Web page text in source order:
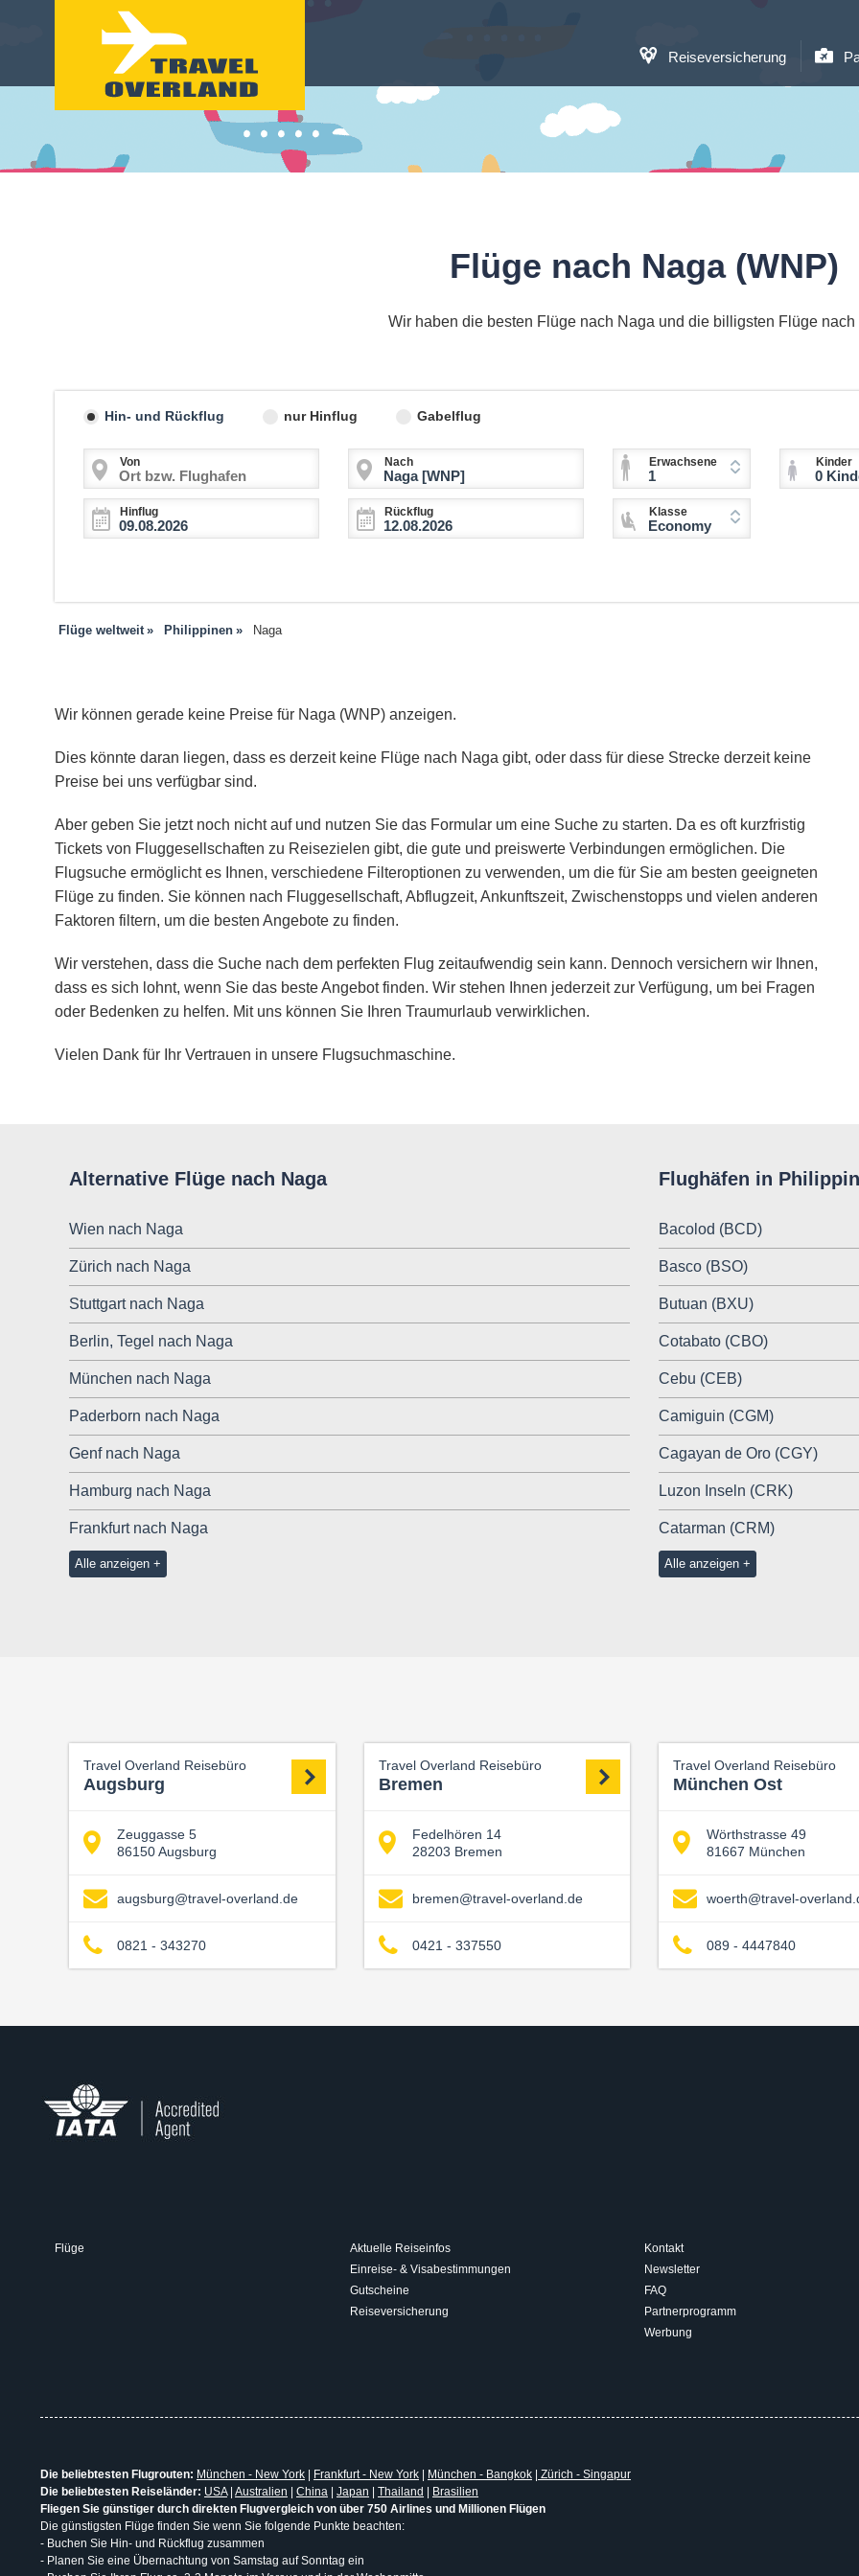
Reiseversicherung
Flüge nach Naga (WNP)
Wir haben die besten Flüge nach Naga und die billigsten Flüge nach
Hin- und Rückflug nur Hinflug Gabelflug
Von Nach
Hinflug Rückflug
Erwachsene
1
Kinder
0 Kinder (2-11
Klasse
Economy
Flüge weltweit Philippinen Naga
Wir können gerade keine Preise für Naga (WNP) anzeigen.
Dies könnte daran liegen, dass es derzeit keine Flüge nach Naga gibt, oder dass für diese Strecke derzeit keine
Preise bei uns verfügbar sind.
Aber geben Sie jetzt noch nicht auf und nutzen Sie das Formular um eine Suche zu starten. Da es oft kurzfristig
Tickets von Fluggesellschaften zu Reisezielen gibt, die gute und preiswerte Verbindungen ermöglichen. Die
Flugsuche ermöglicht es Ihnen, verschiedene Filteroptionen zu verwenden, um die für Sie am besten geeigneten
Flüge zu finden. Sie können nach Fluggesellschaft, Abflugzeit, Ankunftszeit, Zwischenstopps und vielen anderen
Faktoren filtern, um die besten Angebote zu finden.
Wir verstehen, dass die Suche nach dem perfekten Flug zeitaufwendig sein kann. Dennoch versichern wir Ihnen,
dass es sich lohnt, wenn Sie das beste Angebot finden. Wir stehen Ihnen jederzeit zur Verfügung, um bei Fragen
oder Bedenken zu helfen. Mit uns können Sie Ihren Traumurlaub verwirklichen.
Vielen Dank für Ihr Vertrauen in unsere Flugsuchmaschine.
Alternative Flüge nach Naga
Wien nach Naga
Zürich nach Naga
Stuttgart nach Naga
Berlin, Tegel nach Naga
München nach Naga
Paderborn nach Naga
Genf nach Naga
Hamburg nach Naga
Frankfurt nach Naga
Alle anzeigen
Flughäfen in
Bacolod (BCD)
Basco (BSO)
Butuan (BXU)
Cotabato (CBO)
Cebu (CEB)
Camiguin (CGM)
Cagayan de Oro (CGY)
Luzon Inseln (CRK)
Catarman (CRM)
Alle anzeigen
Travel Overland Reisebüro
Augsburg
Zeuggasse 5
86150 Augsburg
augsburg@travel-overland.de
0821 - 343270
Travel Overland Reisebüro
Bremen
Fedelhören 14
28203 Bremen
bremen@travel-overland.de
0421 - 337550
Travel Overland Reisebüro
München Ost
Wörthstrasse 49
81667 München
woerth@travel-
089 - 4447840
Flüge
Aktuelle Reiseinfos
Einreise- & Visabestimmungen
Gutscheine
Reiseversicherung
Kontakt
Newsletter
FAQ
Partnerprogramm
Werbung
Die beliebtesten Flugrouten: München - New York Frankfurt - New York München - Bangkok
Zürich - Singapur
Die beliebtesten Reiseländer: USA| Australien China Japan Thailand
Brasilien
Fliegen Sie günstiger durch direkten Flugvergleich von über 750 Airlines und Millionen Flügen
Die günstigsten Flüge finden Sie wenn Sie folgende Punkte beachten:
- Buchen Sie Hin- und Rückflug zusammen
- Planen Sie eine Übernachtung von Samstag auf Sonntag ein